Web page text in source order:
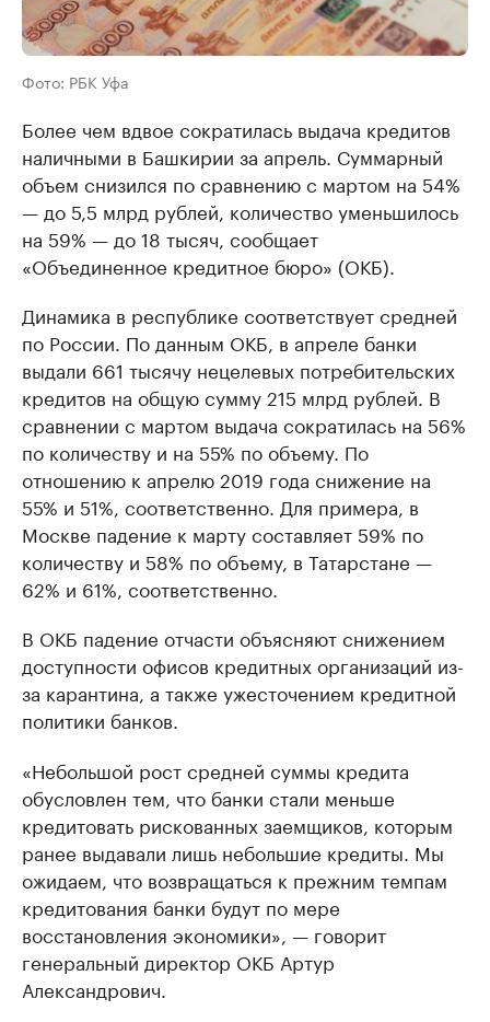
Фото: РБК Уфа
Более чем вдвое сократилась выдача кредитов
наличными в Башкирии за апрель. Суммарный
объем снизился по сравнению с мартом на 54%
— до 5,5 млрд рублей, количество уменьшилось
на 59% — до 18 тысяч, сообщает
«Объединенное кредитное бюро» (ОКБ).
Динамика в республике соответствует средней
по России. По данным ОКБ, в апреле банки
выдали 661 тысячу нецелевых потребительских
кредитов на общую сумму 215 млрд рублей. В
сравнении с мартом выдача сократилась на 56%
по количеству и на 55% по объему. По
отношению к апрелю 2019 года снижение на
55% и 51%, соответственно. Для примера, в
Москве падение к марту составляет 59% по
количеству и 58% по объему, в Татарстане —
62% и 61%, соответственно.
В ОКБ падение отчасти объясняют снижением
доступности офисов кредитных организаций из-
за карантина, а также ужесточением кредитной
политики банков.
«Небольшой рост средней суммы кредита
обусловлен тем, что банки стали меньше
кредитовать рискованных заемщиков, которым
ранее выдавали лишь небольшие кредиты. Мы
ожидаем, что возвращаться к прежним темпам
кредитования банки будут по мере
восстановления экономики», — говорит
генеральный директор ОКБ Артур
Александрович.